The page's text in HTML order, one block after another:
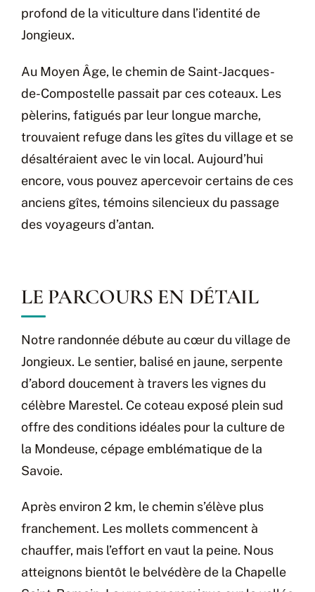
profond de la viticulture dans l’identité de
Jongieux.
Au Moyen Âge, le chemin de Saint-Jacques-
de-Compostelle passait par ces coteaux. Les
pèlerins, fatigués par leur longue marche,
trouvaient refuge dans les gîtes du village et se
désaltéraient avec le vin local. Aujourd’hui
encore, vous pouvez apercevoir certains de ces
anciens gîtes, témoins silencieux du passage
des voyageurs d’antan.
LE PARCOURS EN DÉTAIL
Notre randonnée débute au cœur du village de
Jongieux. Le sentier, balisé en jaune, serpente
d’abord doucement à travers les vignes du
célèbre Marestel. Ce coteau exposé plein sud
offre des conditions idéales pour la culture de
la Mondeuse, cépage emblématique de la
Savoie.
Après environ 2 km, le chemin s’élève plus
franchement. Les mollets commencent à
chauffer, mais l’effort en vaut la peine. Nous
atteignons bientôt le belvédère de la Chapelle